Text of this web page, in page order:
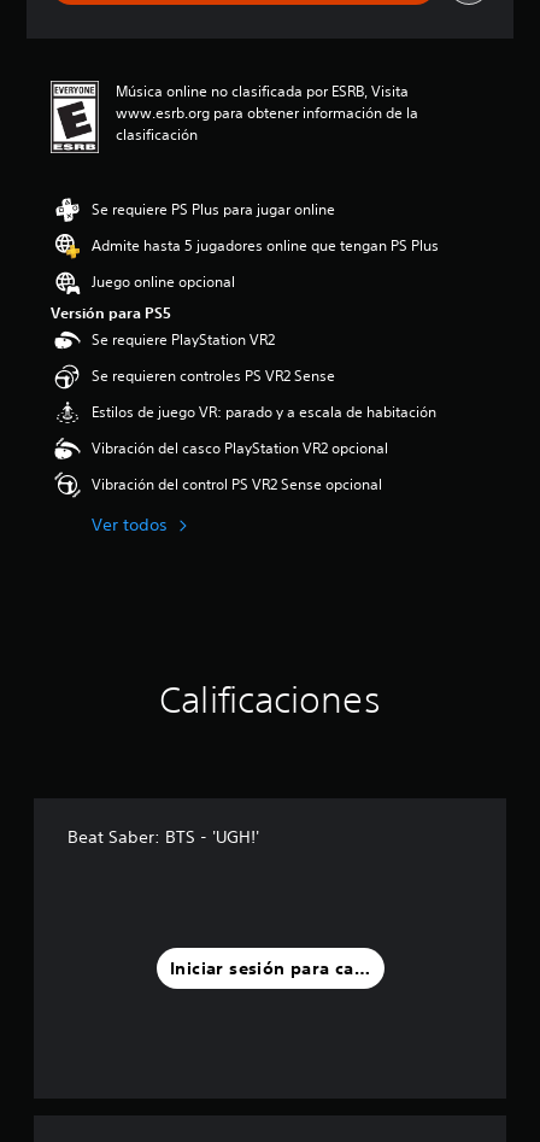
c
o
s
Música online no clasificada por ESRB, Visita
www.esrb.org para obtener información de la
clasificación
Se requiere PS Plus para jugar online
Admite hasta 5 jugadores online que tengan PS Plus
Juego online opcional
Versión para PS5
Se requiere PlayStation VR2
Se requieren controles PS VR2 Sense
Estilos de juego VR: parado y a escala de habitación
Vibración del casco PlayStation VR2 opcional
Vibración del control PS VR2 Sense opcional
Ver todos
Calificaciones
Beat Saber: BTS - 'UGH!'
Iniciar sesión para calificar